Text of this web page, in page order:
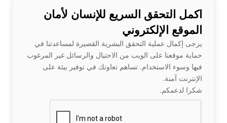
اكمل التحقق السريع للإنسان لأمان
الموقع الإلكتروني
يرجى إكمال عملية التحقق البشرية القصيرة لمساعدتنا في
حماية موقعنا على الويب من الاحتيال والرسائل غير المرغوب
فيها وسوء الاستخدام. تساهم تعاونك في توفير بيئة على
الإنترنت آمنة.
شكرا لدعمكم.